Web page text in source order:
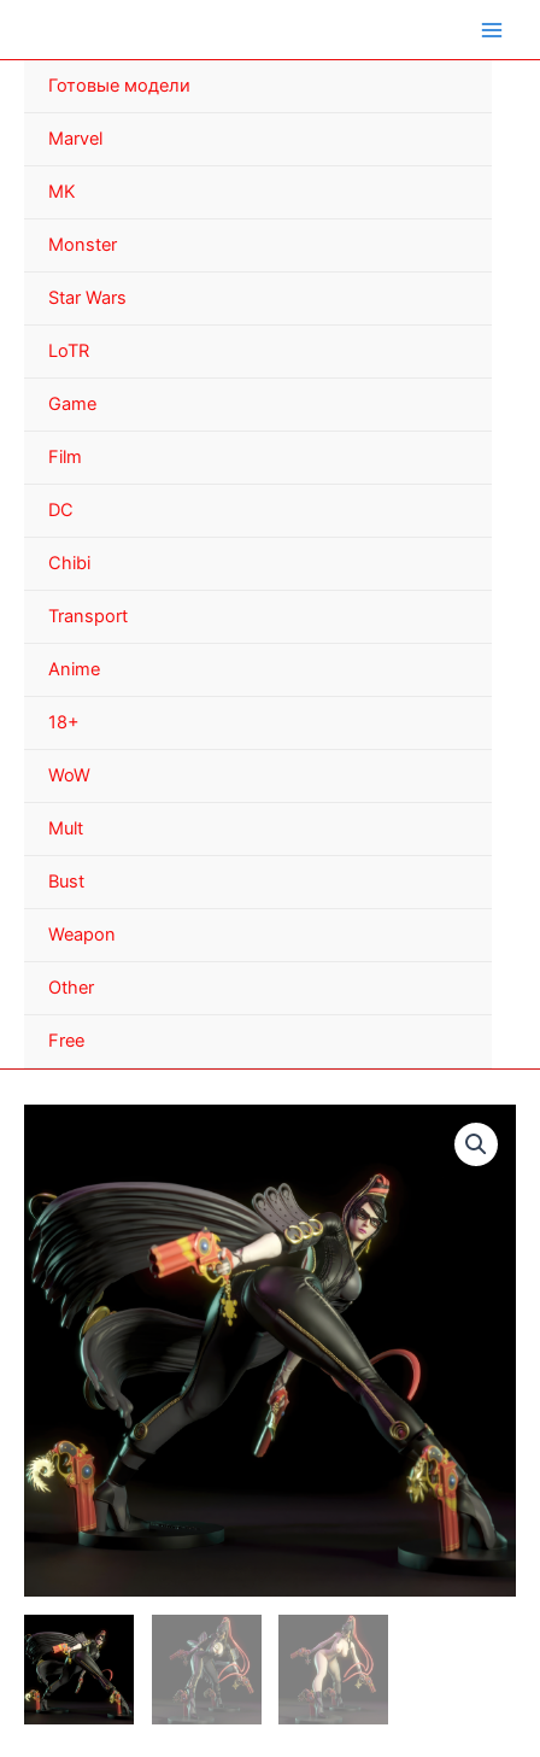
Готовые модели
Marvel
MK
Monster
Star Wars
LoTR
Game
Film
DC
Chibi
Transport
Anime
18+
WoW
Mult
Bust
Weapon
Other
Free